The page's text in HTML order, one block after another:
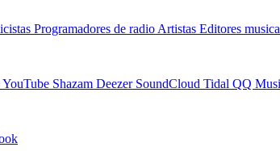
Programadores de radio Artistas Editores
YouTube Shazam Deezer SoundCloud Tidal QQ